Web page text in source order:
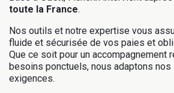
toute la France.
Nos outils et notre expertise vous
fluide et sécurisée de vos paies et
Que ce soit pour un accompagnement
besoins ponctuels, nous adaptons
exigences.